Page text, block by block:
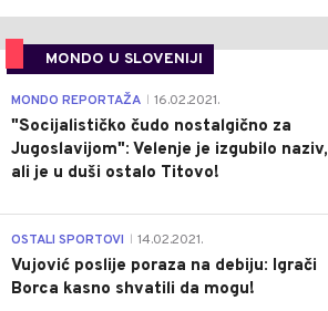
MONDO U SLOVENIJI
MONDO REPORTAŽA 16.02.2021.
"Socijalističko čudo nostalgično za
Jugoslavijom": Velenje je izgubilo naziv,
ali je u duši ostalo Titovo!
OSTALI SPORTOVI 14.02.2021.
Vujović poslije poraza na debiju: Igrači
Borca kasno shvatili da mogu!